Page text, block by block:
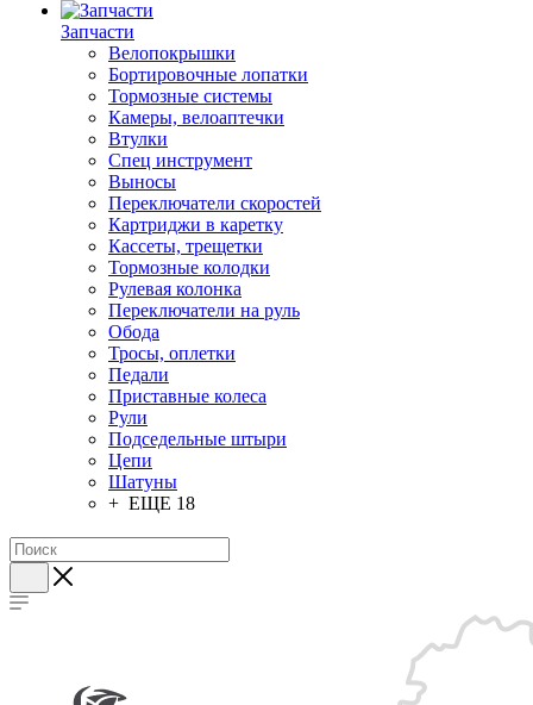
Запчасти
Велопокрышки
Бортировочные лопатки
Тормозные системы
Камеры, велоаптечки
Втулки
Спец инструмент
Выносы
Переключатели скоростей
Картриджи в каретку
Кассеты, трещетки
Тормозные колодки
Рулевая колонка
Переключатели на руль
Обода
Тросы, оплетки
Педали
Приставные колеса
Рули
Подседельные штыри
Цепи
Шатуны
+ ЕЩЕ 18